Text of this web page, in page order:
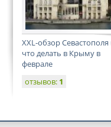
XXL-обзор Севастополя
что делать в Крыму в
феврале
отзывов: 1